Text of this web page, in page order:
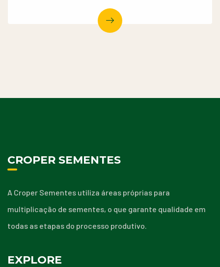
CROPER SEMENTES
A Croper Sementes utiliza áreas próprias para
multiplicação de sementes, o que garante qualidade em
todas as etapas do processo produtivo.
EXPLORE